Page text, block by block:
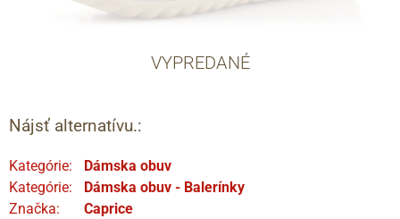
VYPREDANÉ
Nájsť alternatívu.:
Kategórie:
Dámska obuv
Kategórie:
Dámska obuv - Balerínky
Značka:
Caprice